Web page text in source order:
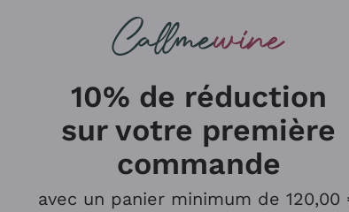
Explorer le catalogue
10% de réduction
sur votre première
commande
avec un panier minimum de 120,00